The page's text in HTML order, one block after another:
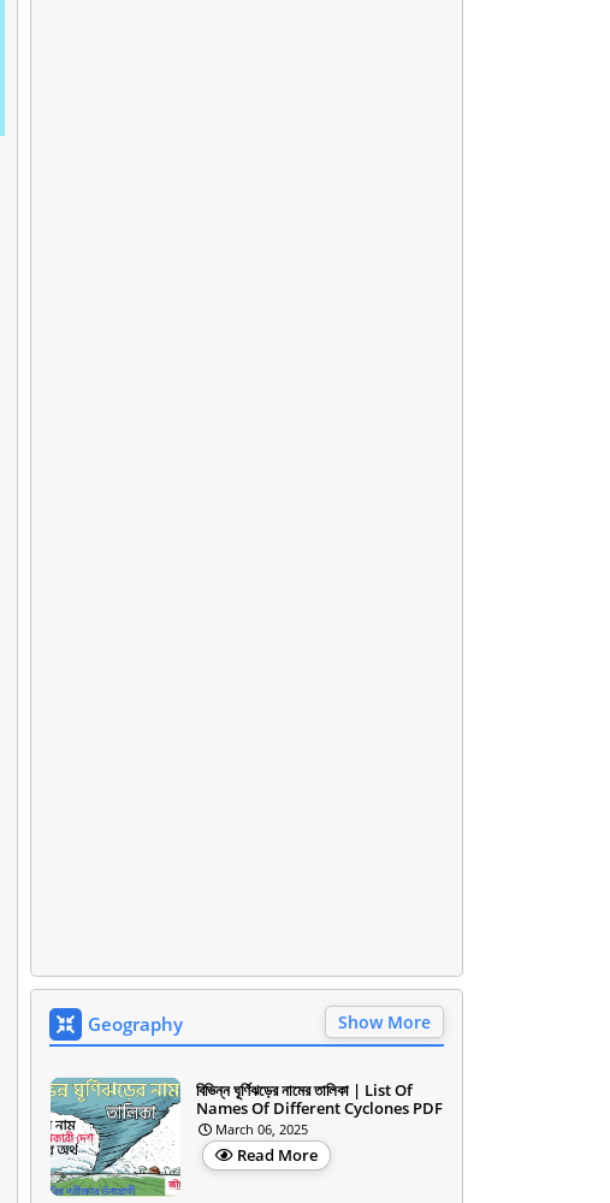
Geography Show More
বিভিন্ন ঘূর্ণিঝড়ের নামের তালিকা | List Of
Names Of Different Cyclones PDF
March 06, 2025
Read More